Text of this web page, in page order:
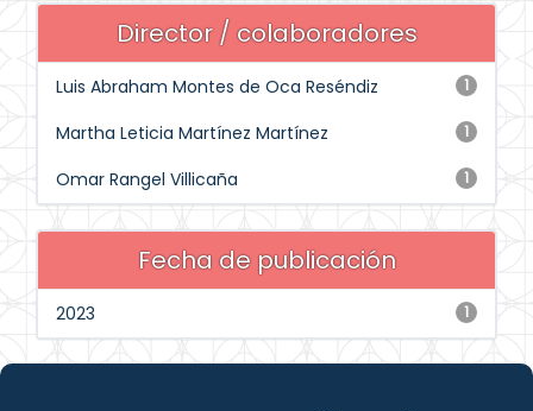
Director / colaboradores
1
Luis Abraham Montes de Oca Reséndiz
1
Martha Leticia Martínez Martínez
1
Omar Rangel Villicaña
Fecha de publicación
1
2023